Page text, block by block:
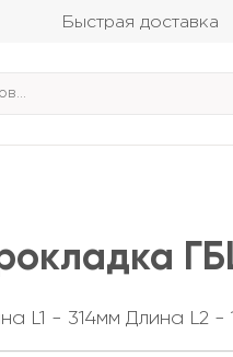
Быстрая доставка
L1 - 314мм Длина L2